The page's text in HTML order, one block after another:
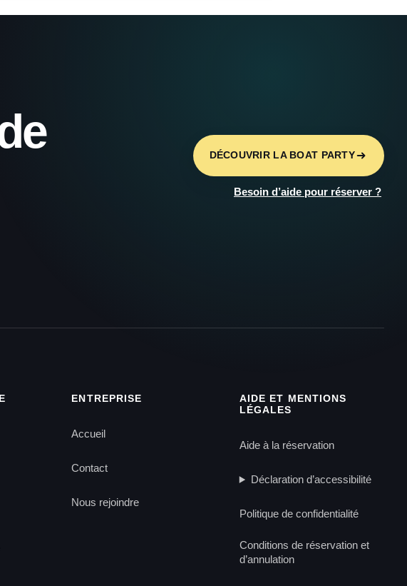
DÉCOUVRIR LA BOAT PARTY
Besoin d’aide pour réserver ?
ENTREPRISE
Accueil
Contact
Nous rejoindre
AIDE ET MENTIONS
LÉGALES
Aide à la réservation
Déclaration d’accessibilité
Politique de confidentialité
Conditions de réservation et
d’annulation